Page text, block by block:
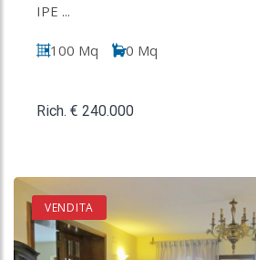
IPE ...
100 Mq 0 Mq
Rich. € 240.000
VENDITA